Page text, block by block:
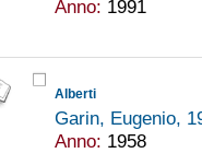
Anno: 1991
Alberti
Garin, Eugenio,
Anno: 1958